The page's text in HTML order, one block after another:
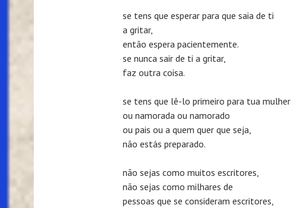
se tens que esperar para que saia de ti
a gritar,
então espera pacientemente.
se nunca sair de ti a gritar,
faz outra coisa.
se tens que lê-lo primeiro para tua mulher
ou namorada ou namorado
ou pais ou a quem quer que seja,
não estás preparado.
não sejas como muitos escritores,
não sejas como milhares de
pessoas que se consideram escritores,